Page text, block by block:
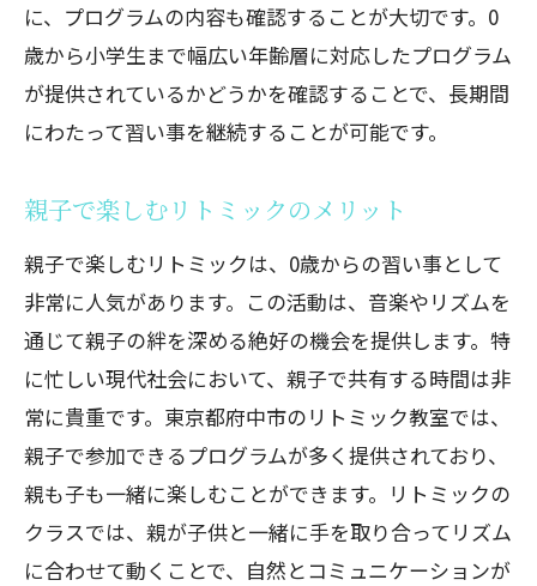
ベビーサインとは？その基本と魅力
東京都府中市でベビーサイン教室を選ぶ
ポイント
親子の絆を深めるベビーサインのメリッ
ベビーサインが赤ちゃんの発育に与える
影響
府中市のおすすめベビーサイン教室紹介
ベビーサインを習得するためのコツ
幼児の基礎体力を鍛えるスポーツ習い事の効
果
スポーツ習い事が幼児におすすめな理由
東京都府中市で選ぶスポーツ教室のポイ
ント
に、プログラムの内容も確認することが大切です。0
歳から小学生まで幅広い年齢層に対応したプログラム
が提供されているかどうかを確認することで、長期間
にわたって習い事を継続することが可能です。
親子で楽しむリトミックのメリット
親子で楽しむリトミックは、0歳からの習い事として
非常に人気があります。この活動は、音楽やリズムを
通じて親子の絆を深める絶好の機会を提供します。特
に忙しい現代社会において、親子で共有する時間は非
常に貴重です。東京都府中市のリトミック教室では、
親子で参加できるプログラムが多く提供されており、
親も子も一緒に楽しむことができます。リトミックの
クラスでは、親が子供と一緒に手を取り合ってリズム
に合わせて動くことで、自然とコミュニケーションが